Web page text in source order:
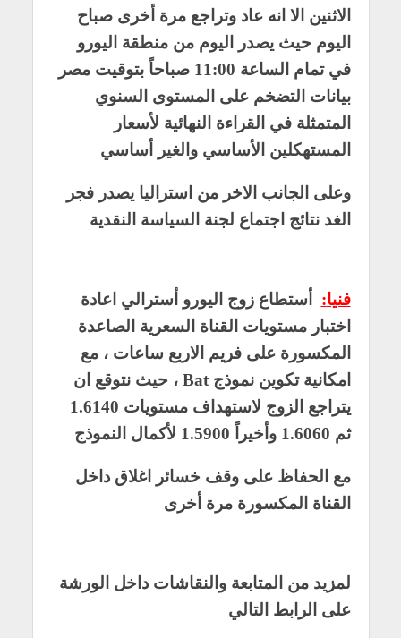
الاثنين الا انه عاد وتراجع مرة أخرى صباح
اليوم حيث يصدر اليوم من منطقة اليورو
في تمام الساعة 11:00 صباحاً بتوقيت مصر
بيانات التضخم على المستوى السنوي
المتمثلة في القراءة النهائية لأسعار
المستهكلين الأساسي والغير أساسي
وعلى الجانب الاخر من استراليا يصدر فجر
الغد نتائج اجتماع لجنة السياسة النقدية
فنيا:
أستطاع زوج اليورو أسترالي اعادة
اختبار مستويات القناة السعرية الصاعدة
المكسورة على فريم الاربع ساعات ، مع
امكانية تكوين نموذج Bat ، حيث نتوقع ان
يتراجع الزوج لاستهداف مستويات 1.6140
ثم 1.6060 وأخيراً 1.5900 لأكمال النموذج
مع الحفاظ على وقف خسائر اغلاق داخل
القناة المكسورة مرة أخرى
لمزيد من المتابعة والنقاشات داخل الورشة
على الرابط التالي